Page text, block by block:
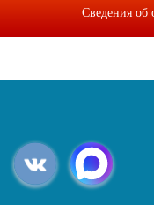
Сведения об